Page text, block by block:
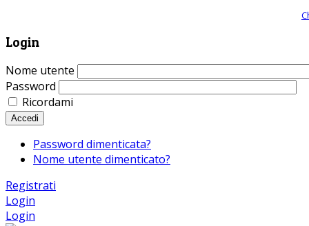
Login
Nome utente
Password
Ricordami
Accedi
Password dimenticata?
Nome utente dimenticato?
Registrati
Login
Login